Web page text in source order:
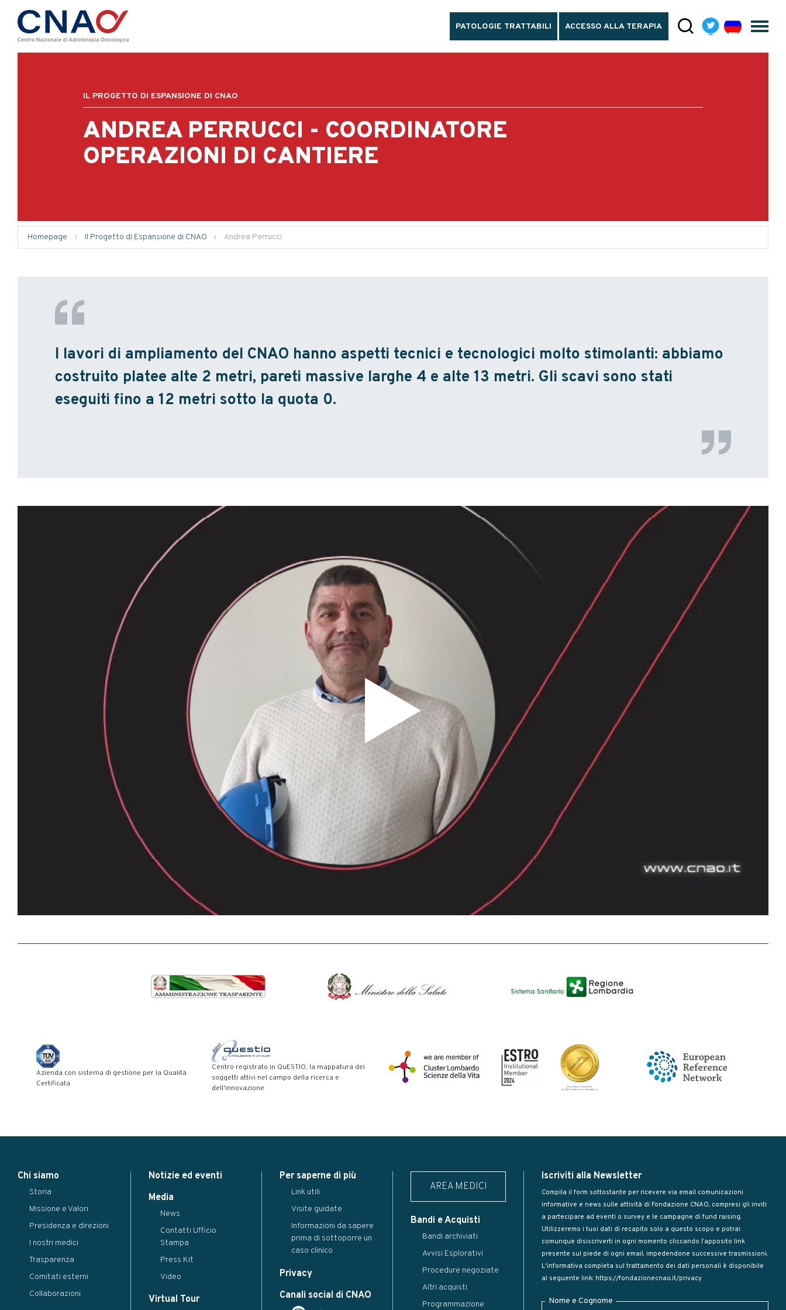
PATOLOGIE TRATTABILI ACCESSO ALLA TERAPIA
IL PROGETTO DI ESPANSIONE DI CNAO
ANDREA PERRUCCI - COORDINATORE
OPERAZIONI DI CANTIERE
Homepage › Il Progetto di Espansione di CNAO › Andrea Perrucci
I lavori di ampliamento del CNAO hanno aspetti tecnici e tecnologici molto stimolanti: abbiamo
costruito platee alte 2 metri, pareti massive larghe 4 e alte 13 metri. Gli scavi sono stati
eseguiti fino a 12 metri sotto la quota 0.
Azienda con sistema di gestione per la Qualità
Certificata
Centro registrato in QuESTIO, la mappatura dei
soggetti attivi nel campo della ricerca e
dell'innovazione
Chi siamo
Storia
Missione e Valori
Presidenza e direzioni
I nostri medici
Trasparenza
Comitati esterni
Collaborazioni
Notizie ed eventi
Media
News
Contatti Ufficio
Stampa
Press Kit
Video
Virtual Tour
Per saperne di più
Link utili
Visite guidate
Informazioni da sapere
prima di sottoporre un
caso clinico
Privacy
Canali social di CNAO
AREA MEDICI
Bandi e Acquisti
Bandi archiviati
Avvisi Esplorativi
Procedure negoziate
Altri acquisti
Programmazione
Iscriviti alla Newsletter
Compila il form sottostante per ricevere via email comunicazioni
informative e news sulle attività di Fondazione CNAO, compresi gli inviti
a partecipare ad eventi o survey e le campagne di fund raising.
Utilizzeremo i tuoi dati di recapito solo a questo scopo e potrai
comunque disiscriverti in ogni momento cliccando l’apposito link
presente sul piede di ogni email, impedendone successive trasmissioni.
L'informativa completa sul trattamento dei dati personali è disponibile
al seguente link: https://fondazionecnao.it/privacy
Nome e Cognome
Save changes